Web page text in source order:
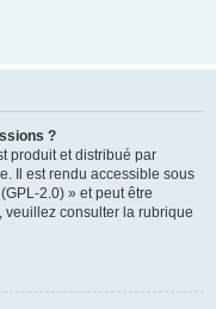
?
produit et distribué par
Il est rendu accessible sous
2.0) » et peut être
veuillez consulter la rubrique